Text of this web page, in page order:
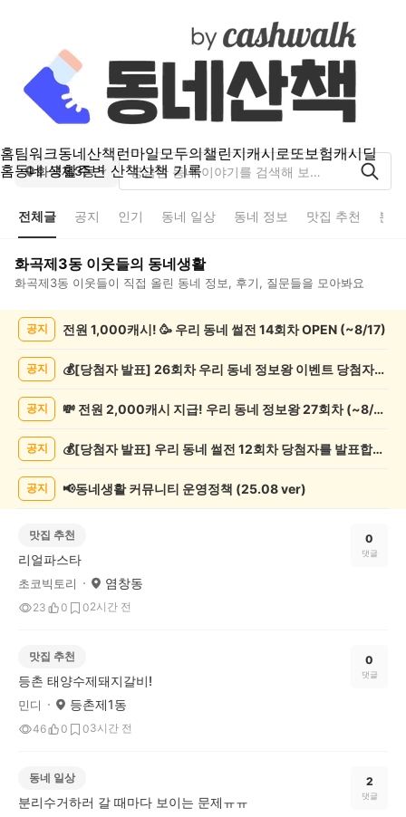
홈팀워크동네산책 런마일모두의챌린지캐시로또보험캐시딜
홈동네 생활주변 산책산책 기록
화곡제3동
전체글 공지 인기 동네 일상 동네 정보 맛집 추천 분
화곡제3동 이웃들의 동네생활
화곡제3동 이웃들이 직접 올린 동네 정보, 후기, 질문들을 모아봐요
목
공지 전원 1,000캐시! 🥳 우리 동네 썰전 14회차 OPEN (~8/17)
공지 💰[당첨자 발표] 26회차 우리 동네 정보왕 이벤트 당첨자를 발표합니다!
공지 💸 전원 2,000캐시 지급! 우리 동네 정보왕 27회차 (~8/10)
공지 💰[당첨자 발표] 우리 동네 썰전 12회차 당첨자를 발표합니다!
공지 📢동네생활 커뮤니티 운영정책 (25.08 ver)
맛집 추천
리얼파스타
초코빅토리 염창동
23 0 02시간 전
0
댓글
맛집 추천
등촌 태양수제돼지갈비!
민디 등촌제1동
46 0 03시간 전
0
댓글
동네 일상
분리수거하러 갈 때마다 보이는 문제ㅠㅠ
2
댓글